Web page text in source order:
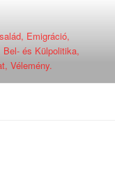
Emigráció,
és Külpolitika,
Vélemény.